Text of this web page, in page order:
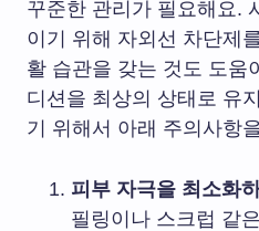
꾸준한 관리가 필요해요.
이기 위해 자외선 차단제
활 습관을 갖는 것도 도움
디션을 최상의 상태로 유
기 위해서 아래 주의사항
피부 자극을 최소화하
필링이나 스크럽 같